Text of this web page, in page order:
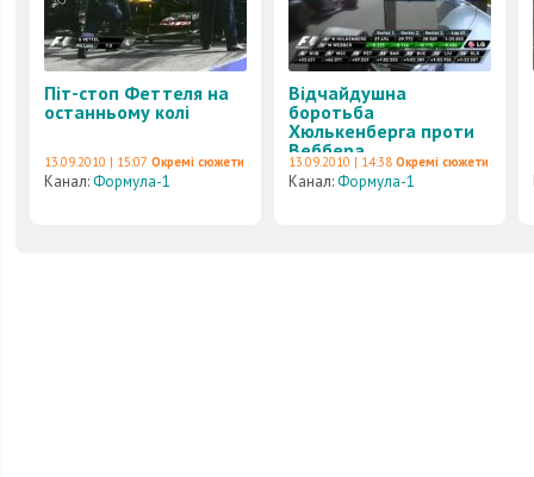
Піт-стоп Феттеля на
останньому колі
13.09.2010 | 15:07 Окремі сюжети
Канал:Формула-1
Відчайдушна
боротьба
Хюлькенберга проти
Веббера
13.09.2010 | 14:38 Окремі сюжети
Канал:Формула-1